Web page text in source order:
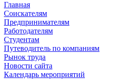
Главная
Соискателям
Предпринимателям
Работодателям
Студентам
Путеводитель по компаниям
Рынок труда
Новости сайта
Календарь мероприятий